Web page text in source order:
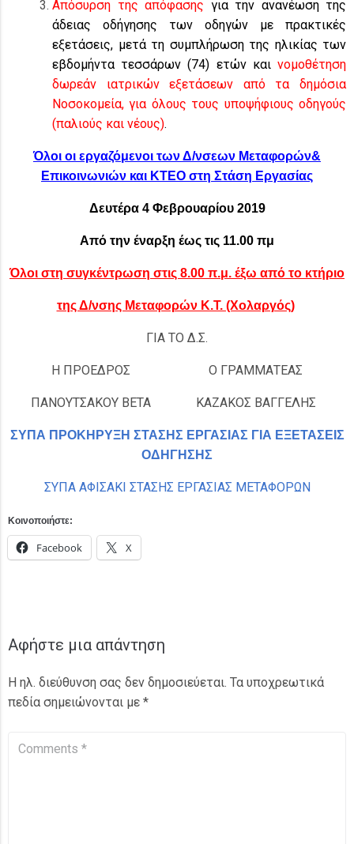
Απόσυρση της απόφασης για την ανανέωση της
άδειας οδήγησης των οδηγών με πρακτικές
εξετάσεις, μετά τη συμπλήρωση της ηλικίας των
εβδομήντα τεσσάρων (74) ετών και νομοθέτηση
δωρεάν ιατρικών εξετάσεων από τα δημόσια
Νοσοκομεία, για όλους τους υποψήφιους οδηγούς
(παλιούς και νέους).
Όλοι οι εργαζόμενοι των Δ/νσεων Μεταφορών&
Επικοινωνιών και ΚΤΕΟ στη Στάση Εργασίας
Δευτέρα 4 Φεβρουαρίου 2019
Από την έναρξη έως τις 11.00 πμ
Όλοι στη συγκέντρωση στις 8.00 π.μ. έξω από το κτήριο
της Δ/νσης Μεταφορών Κ.Τ. (Χολαργός)
ΓΙΑ ΤΟ Δ.Σ.
Η ΠΡΟΕΔΡΟΣ
ΠΑΝΟΥΤΣΑΚΟΥ ΒΕΤΑ
Ο ΓΡΑΜΜΑΤΕΑΣ
ΚΑΖΑΚΟΣ ΒΑΓΓΕΛΗΣ
ΣΥΠΑ ΠΡΟΚΗΡΥΞΗ ΣΤΑΣΗΣ ΕΡΓΑΣΙΑΣ ΓΙΑ ΕΞΕΤΑΣΕΙΣ
ΟΔΗΓΗΣΗΣ
ΣΥΠΑ ΑΦΙΣΑΚΙ ΣΤΑΣΗΣ ΕΡΓΑΣΙΑΣ ΜΕΤΑΦΟΡΩΝ
Κοινοποιήστε:
Facebook X
Αφήστε μια απάντηση
Η ηλ. διεύθυνση σας δεν δημοσιεύεται. Τα υποχρεωτικά
πεδία σημειώνονται με *